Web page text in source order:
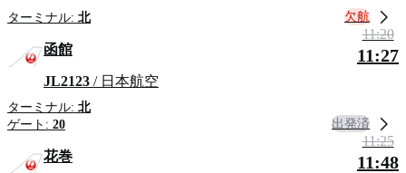
ターミナル: 北 欠航
函館
JL2123 / 日本航空
ターミナル: 北
ゲート: 20
11:20
11:27
出発済
花巻
11:25
11:48